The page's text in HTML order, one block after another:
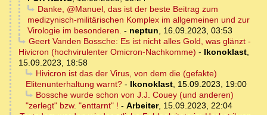
Danke, @Manuel, das ist der beste Beitrag zum
medizynisch-militärischen Komplex im allgemeinen und zur
Virologie im besonderen. - neptun, 16.09.2023, 03:53
Geert Vanden Bossche: Es ist nicht alles Gold, was glänzt -
Hivicron (hochvirulenter Omicron-Nachkomme) - Ikonoklast,
15.09.2023, 18:58
Hivicron ist das der Virus, von dem die (gefakte)
Elitenunterhaltung warnt? - Ikonoklast, 15.09.2023, 19:00
Bossche wurde schon von J.J. Couey (und anderen)
"zerlegt" bzw. "enttarnt" ! - Arbeiter, 15.09.2023, 22:04